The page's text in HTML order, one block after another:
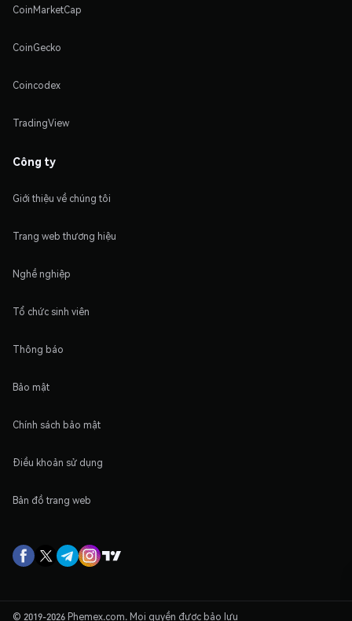
CoinMarketCap
CoinGecko
Coincodex
TradingView
Công ty
Giới thiệu về chúng tôi
Trang web thương hiệu
Nghề nghiệp
Tổ chức sinh viên
Thông báo
Bảo mật
Chính sách bảo mật
Điều khoản sử dụng
Bản đồ trang web
© 2019-2026 Phemex.com. Mọi quyền được bảo lưu